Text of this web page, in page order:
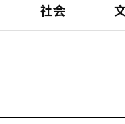
社会